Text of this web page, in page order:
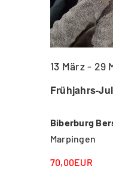
Frühjahrs-
13 März- 29
Biberburg
Marpingen
70,00EUR